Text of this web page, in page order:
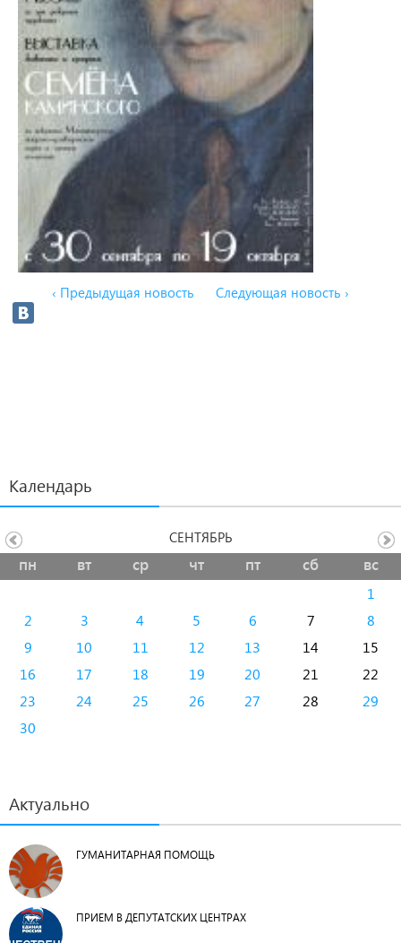
‹ Предыдущая новость Следующая новость ›
Календарь
пн вт ср чт пт сб вс
1
2
3 4 5 6 7
8
9
10 11 12 13 14
15
16
17 18 19 20 21
22
23
24 25 26 27 28
29
30
СЕНТЯБРЬ
Актуально
ГУМАНИТАРНАЯ ПОМОЩЬ
ПРИЕМ В ДЕПУТАТСКИХ ЦЕНТРАХ